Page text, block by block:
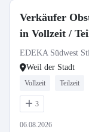
Verkäufer
in Vollzeit /
EDEKA Südwest
Weil der Stadt
Vollzeit Teilzeit
3
06.08.2026